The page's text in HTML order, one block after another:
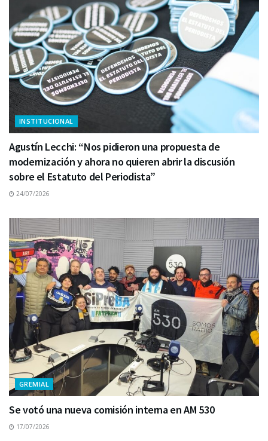
INSTITUCIONAL
Agustín Lecchi: “Nos pidieron una propuesta de
modernización y ahora no quieren abrir la discusión
sobre el Estatuto del Periodista”
24/07/2026
GREMIAL
Se votó una nueva comisión interna en AM 530
17/07/2026